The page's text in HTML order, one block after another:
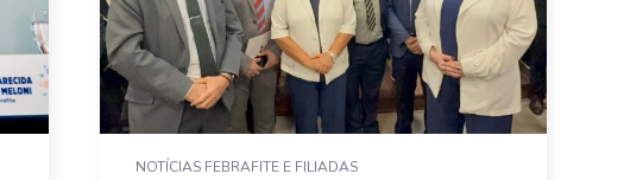
NOTÍCIAS FEBRAFITE E FILIADAS